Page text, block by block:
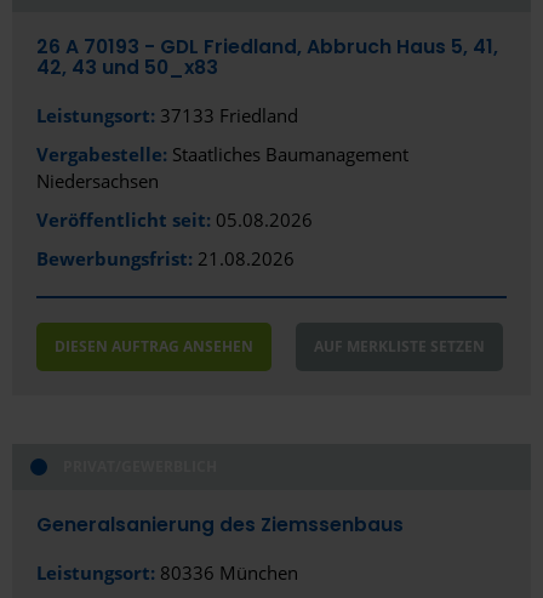
Stadt
Amberg
Bad Segeberg
Bad Vilbel
Öffentlich
26 A 70193 - GDL Friedland, Abbruch Haus 5, 41,
42, 43 und 50_x83
Leistungsort: 37133 Friedland
Vergabestelle: Staatliches Baumanagement
Niedersachsen
Veröffentlicht seit: 05.08.2026
Bewerbungsfrist: 21.08.2026
DIESEN AUFTRAG ANSEHEN AUF MERKLISTE SETZEN
Generalsanierung des Ziemssenbaus
Leistungsort: 80336 München